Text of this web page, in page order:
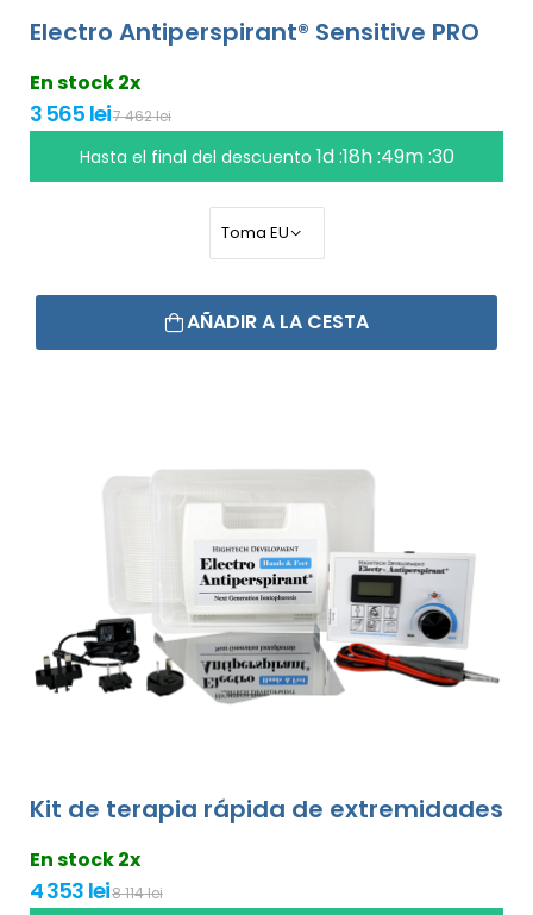
Electro Antiperspirant® Sensitive PRO
En stock 2x
3 565 lei7 462 lei
Hasta el final del descuento 1d :18h :49m :29
AÑADIR A LA CESTA
Kit de terapia rápida de extremidades
En stock 2x
4 353 lei8 114 lei